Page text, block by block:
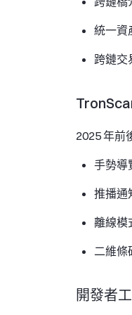
統一資
跨鏈交
2025 年前
手勢導
推播通
離線模
二維條
開發者